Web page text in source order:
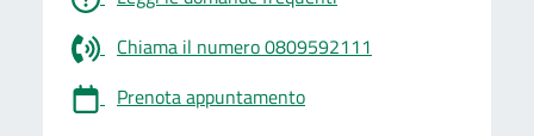
Chiama il numero 0809592111
Prenota appuntamento